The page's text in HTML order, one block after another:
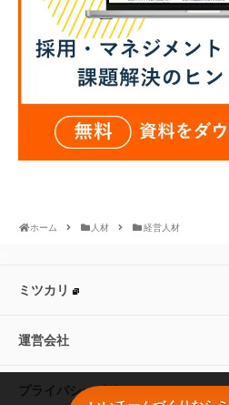
ホーム 人材 経営人材
ミツカリ
運営会社
プライバシーポリシー